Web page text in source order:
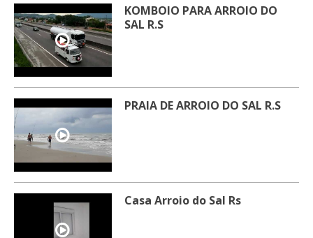
KOMBOIO PARA ARROIO DO
SAL R.S
PRAIA DE ARROIO DO SAL R.S
Casa Arroio do Sal Rs